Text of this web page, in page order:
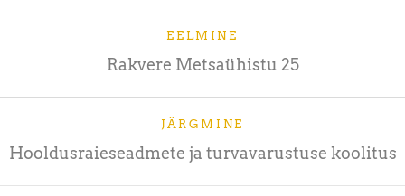
EELMINE
Rakvere Metsaühistu 25
JÄRGMINE
Hooldusraieseadmete ja turvavarustuse koolitus